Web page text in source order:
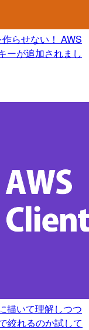
らせない！ AWS
ーが追加されまし
描いて理解しつつ
絞れるのか試して